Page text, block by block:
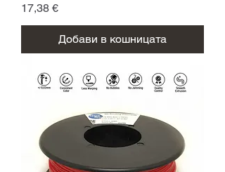
Цена
17,38 €
Добави в кошницата